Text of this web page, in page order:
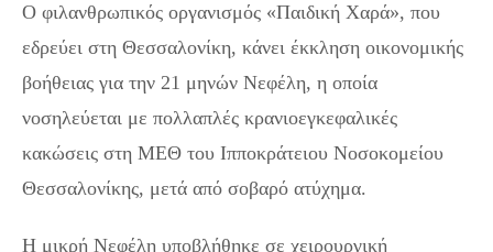
Ο φιλανθρωπικός οργανισμός «Παιδική Χαρά», που
εδρεύει στη Θεσσαλονίκη, κάνει έκκληση οικονομικής
βοήθειας για την 21 μηνών Νεφέλη, η οποία
νοσηλεύεται με πολλαπλές κρανιοεγκεφαλικές
κακώσεις στη ΜΕΘ του Ιπποκράτειου Νοσοκομείου
Θεσσαλονίκης, μετά από σοβαρό ατύχημα.
Η μικρή Νεφέλη υποβλήθηκε σε χειρουργική